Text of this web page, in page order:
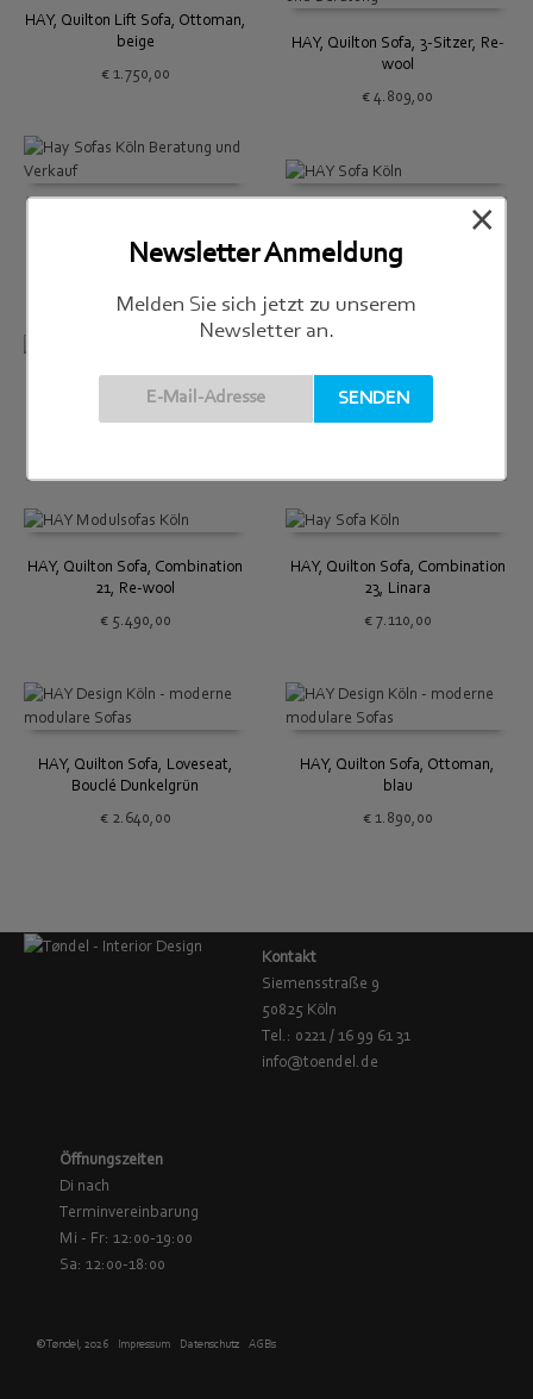
HAY, Quilton Lift Sofa, Ottoman,
beige
€1.750,00
HAY, Quilton Sofa, 3-Sitzer, Re-
wool
€ 4.809,00
Remix
HAY, Quilton Sofa, Combination
17, Flamiber
7.710,00
HAY, Quilton Sofa, Combination
HAY, Quilton Sofa, Combination
HAY, Quilton Sofa, Combination
21, Re-wool
€5.490,00
HAY, Quilton Sofa, Combination
23, Linara
€7.110,00
HAY, Quilton Sofa, Loveseat,
Bouclé Dunkelgrün
€2.640,00
HAY, Quilton Sofa, Ottoman,
blau
€1.890,00
Kontakt
Siemensstraße 9
50825 Köln
Tel.: 0221 / 16 99 61 31
info@toendel.de
Öffnungszeiten
Di nach
Terminvereinbarung
Mi - Fr: 12:00-19:00
Sa: 12:00-18:00
© Tøndel, 2026 Impressum Datenschutz AGBs
Newsletter Anmeldung
Melden Sie sich jetzt zu unserem
Newsletter an.
×